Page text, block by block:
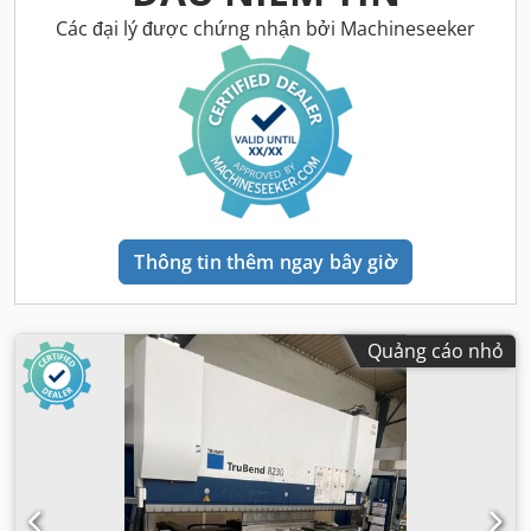
Các đại lý được chứng nhận bởi Machineseeker
Thông tin thêm ngay bây giờ
Quảng cáo nhỏ